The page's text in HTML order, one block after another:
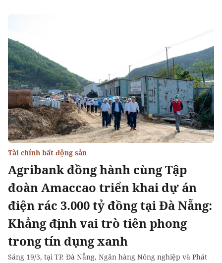
Agribank đồng hành cùng Tập
đoàn Amaccao triển khai dự án
điện rác 3.000 tỷ đồng tại Đà Nẵng:
Khẳng định vai trò tiên phong
trong tín dụng xanh
Tài chính bất động sản
Sáng 19/3, tại TP. Đà Nẵng, Ngân hàng Nông nghiệp và Phát